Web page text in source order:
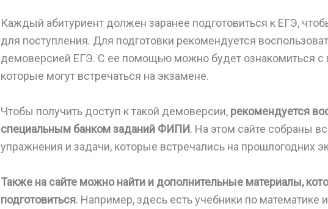
Каждый абитуриент должен заранее подготовиться к ЕГЭ,
для поступления. Для подготовки рекомендуется
демоверсией ЕГЭ. С ее помощью можно будет ознакомиться с
которые могут встречаться на экзамене.
Чтобы получить доступ к такой демоверсии, рекомендуется
специальным банком заданий ФИПИ. На этом сайте собраны
упражнения и задачи, которые встречались на прошлогодних
Также на сайте можно найти и дополнительные материалы,
подготовиться. Например, здесь есть учебники по математике